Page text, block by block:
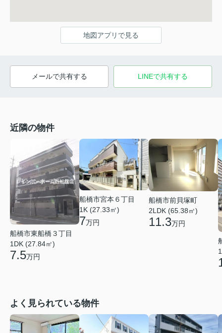
地図アプリで見る
メールで共有する LINEで共有する
近隣の物件
船橋市東船橋３丁目
1DK (27.84㎡)
7.5万円
船橋市宮本６丁目
1K (27.33㎡)
7万円
船橋市前貝塚町
2LDK (65.38㎡)
11.3万円
よく見られている物件